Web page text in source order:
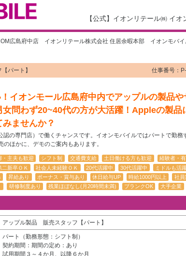
【公式】イオンリテール㈱ イ
広島府中店 イオンリテール株式会社 住居余暇本部 イオンモバイ
パート】 仕事番号：
イオンモール広島府中内でアップルの製品や
女問わず20~40代の方が大活躍！Appleの製品
ませんか？
の専門店）で働くチャンスです。イオンモバイルではパートで勤務
ほかに、デモのご案内もあります。
・主夫も歓迎 シフト制 交通費支給 土日働ける方も歓迎
経験者・
二新卒ＯＫ 社会人未経験ＯＫ 20代活躍中 30代活躍中
ミドルも活
昇給あり ボーナス・賞与あり 休日給与UP 時給1000円以上
社員
研修制度あり 残業ほぼなし(月20時間未満) ブランクOK 大手企業
アップル製品 販売スタッフ【パート】
パート（勤務形態：シフト制）
契約期間：期間の定め：あり
試用期間３～４か月、以降６か月